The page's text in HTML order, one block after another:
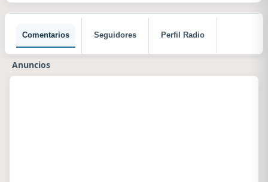
Comentarios Seguidores Perfil Radio
Anuncios